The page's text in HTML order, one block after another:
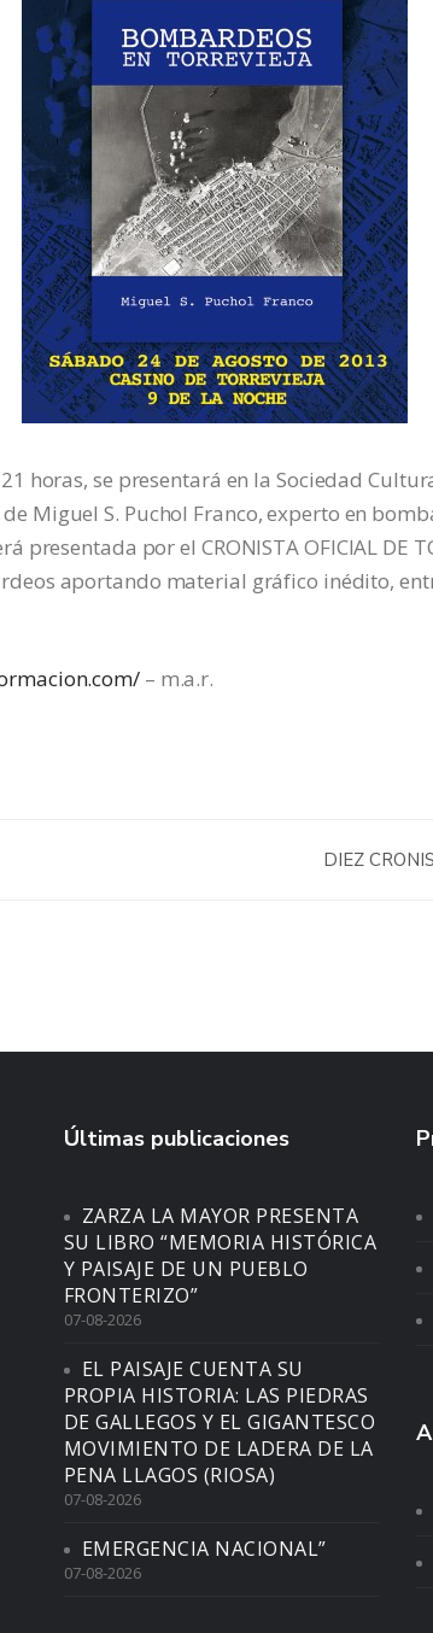
horas, se presentará en la Sociedad
Miguel S. Puchol Franco, experto en
presentada por el CRONISTA OFICIAL DE
aportando material gráfico inédito,
– m.a.r.
DIEZ
Últimas publicaciones
ZARZA LA MAYOR PRESENTA
SU LIBRO “MEMORIA HISTÓRICA
Y PAISAJE DE UN PUEBLO
FRONTERIZO”
07-08-2026
EL PAISAJE CUENTA SU
PROPIA HISTORIA: LAS PIEDRAS
DE GALLEGOS Y EL GIGANTESCO
MOVIMIENTO DE LADERA DE LA
PENA LLAGOS (RIOSA)
07-08-2026
EMERGENCIA NACIONAL”
07-08-2026